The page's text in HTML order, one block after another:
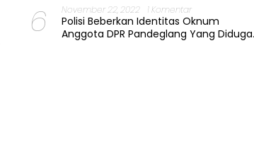
6 November 22, 2022 1 Komentar
Polisi Beberkan Identitas Oknum
Anggota DPR Pandeglang Yang Diduga